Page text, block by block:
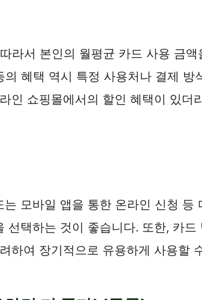
라서 본인의 월평균 카드 사용 금
혜택 역시 특정 사용처나 결제
인 쇼핑몰에서의 할인 혜택이 있더
모바일 앱을 통한 온라인 신청 등
택하는 것이 좋습니다. 또한, 카
하여 장기적으로 유용하게 사용할